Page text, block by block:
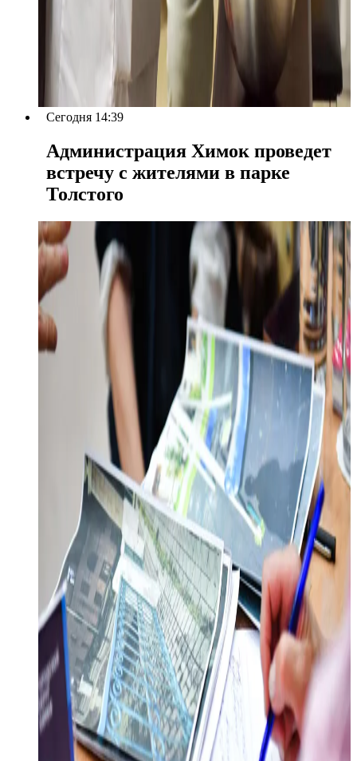
Сегодня 14:39
Администрация Химок проведет
встречу с жителями в парке
Толстого